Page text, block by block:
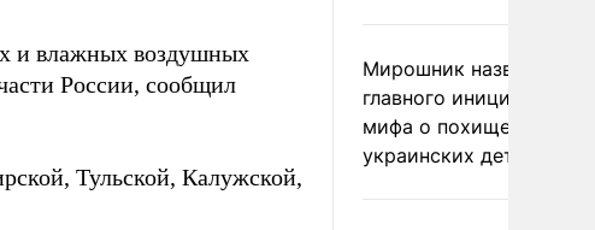
и влажных воздушных
России, сообщил
Тульской, Калужской,
Мирошник назвал
главного инициатора
мифа о похищении
украинских детей